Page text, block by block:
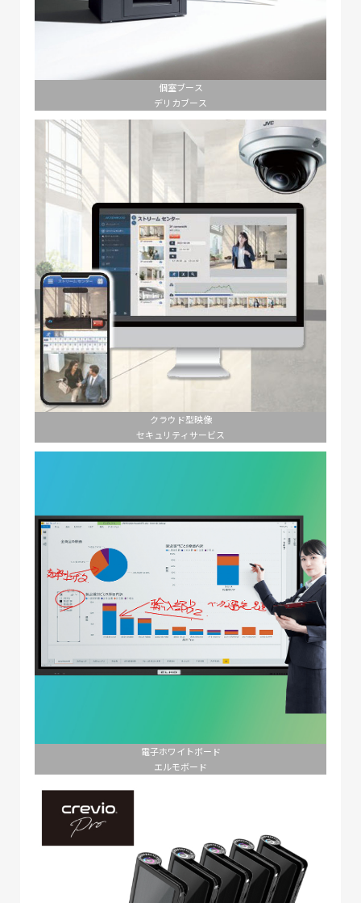
個室ブース
デリカブース
クラウド型映像
セキュリティサービス
電子ホワイトボード
エルモボード